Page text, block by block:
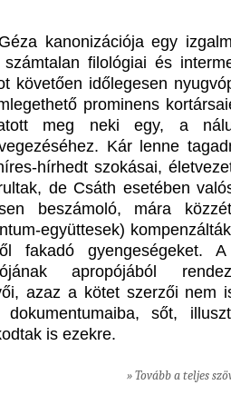
kanonizációja egy
számtalan filológiai és
követően időlegesen
prominens
meg neki egy, a
Kár lenne
hírhedt szokásai,
de Csáth esetében
beszámoló, mára
együttesek)
fakadó gyengeségeket.
apropójából
azaz a kötet szerzői nem
dokumentumaiba, sőt,
is ezekre.
» Tovább a teljes